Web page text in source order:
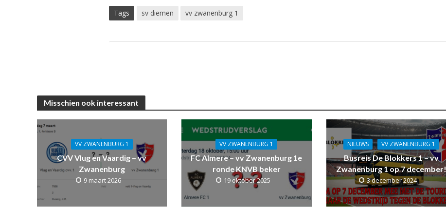
Tags sv diemen vv zwanenburg 1
Misschien ook interessant
VV ZWANENBURG 1
CVV Vlug en Vaardig – vv
Zwanenburg
9 maart 2026
VV ZWANENBURG 1
FC Almere – vv Zwanenburg 1e
ronde KNVB beker
19 oktober 2025
NIEUWS VV ZWANENBURG 1
Busreis De Blokkers 1 – vv
Zwanenburg 1 op 7 december!
3 december 2024